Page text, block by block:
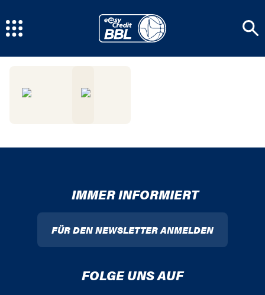
IMMER INFORMIERT
FÜR DEN NEWSLETTER ANMELDEN
FOLGE UNS AUF